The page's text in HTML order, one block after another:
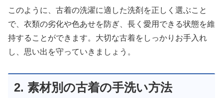
このように、古着の洗濯に適した洗剤を正しく選ぶこと
で、衣類の劣化や色あせを防ぎ、長く愛用できる状態を維
持することができます。大切な古着をしっかりお手入れ
し、思い出を守っていきましょう。
2. 素材別の古着の手洗い方法